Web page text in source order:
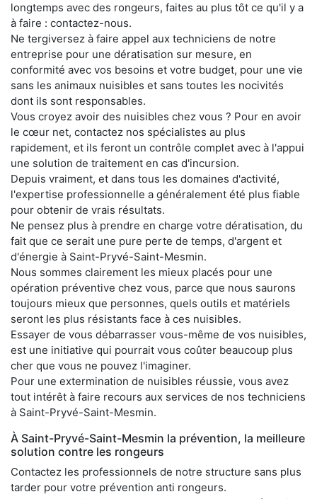
longtemps avec des rongeurs, faites au plus tôt ce qu'il y a
à faire : contactez-nous.
Ne tergiversez à faire appel aux techniciens de notre
entreprise pour une dératisation sur mesure, en
conformité avec vos besoins et votre budget, pour une vie
sans les animaux nuisibles et sans toutes les nocivités
dont ils sont responsables.
Vous croyez avoir des nuisibles chez vous ? Pour en avoir
le cœur net, contactez nos spécialistes au plus
rapidement, et ils feront un contrôle complet avec à l'appui
une solution de traitement en cas d'incursion.
Depuis vraiment, et dans tous les domaines d'activité,
l'expertise professionnelle a généralement été plus fiable
pour obtenir de vrais résultats.
Ne pensez plus à prendre en charge votre dératisation, du
fait que ce serait une pure perte de temps, d'argent et
d'énergie à Saint-Pryvé-Saint-Mesmin.
Nous sommes clairement les mieux placés pour une
opération préventive chez vous, parce que nous saurons
toujours mieux que personnes, quels outils et matériels
seront les plus résistants face à ces nuisibles.
Essayer de vous débarrasser vous-même de vos nuisibles,
est une initiative qui pourrait vous coûter beaucoup plus
cher que vous ne pouvez l'imaginer.
Pour une extermination de nuisibles réussie, vous avez
tout intérêt à faire recours aux services de nos techniciens
à Saint-Pryvé-Saint-Mesmin.
À Saint-Pryvé-Saint-Mesmin la prévention, la meilleure
solution contre les rongeurs
Contactez les professionnels de notre structure sans plus
tarder pour votre prévention anti rongeurs.